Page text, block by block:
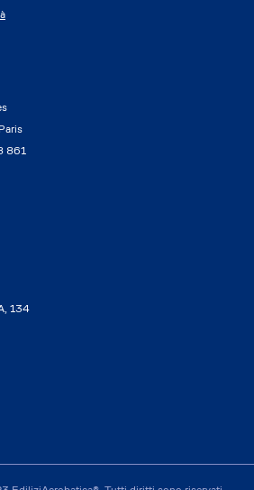
861
134